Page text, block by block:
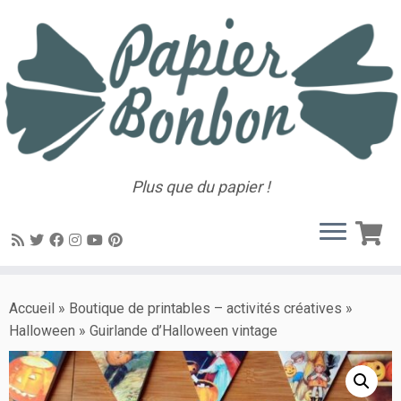
Plus que du papier !
Accueil » Boutique de printables – activités créatives »
Halloween » Guirlande d’Halloween vintage